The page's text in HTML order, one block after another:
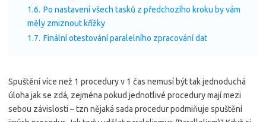
1.6. Po nastavení všech tasků z předchozího kroku by vám
měly zmiznout křížky
1.7. Finální otestování paralelního zpracování dat
Spuštění více než 1 procedury v 1 čas nemusí být tak jednoduchá
úloha jak se zdá, zejména pokud jednotlivé procedury mají mezi
sebou závislosti – tzn nějaká sada procedur podmiňuje spuštění